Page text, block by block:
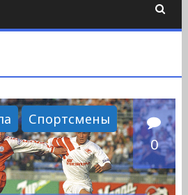
Спортсмены
0